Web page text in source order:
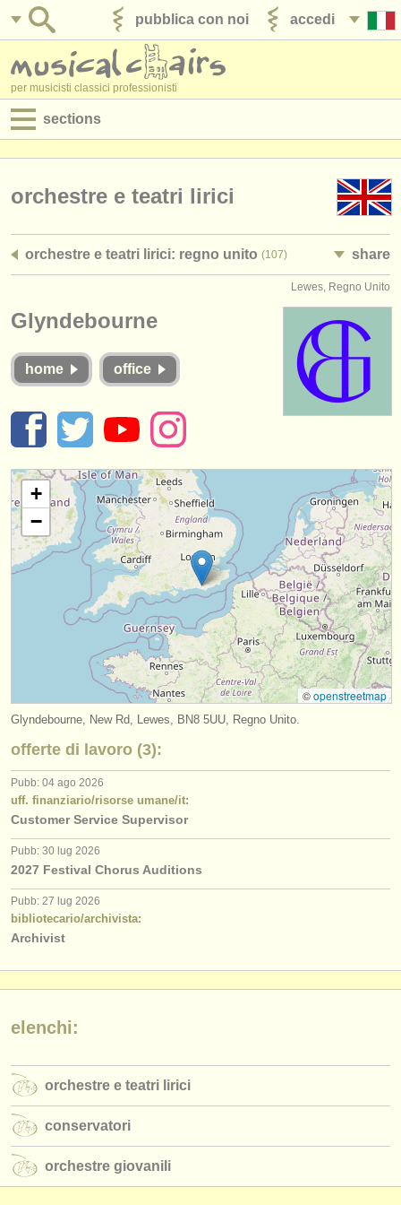
accedi
pubblica con noi
per musicisti classici professionisti
sections
jobs - amministrazione
concorsi/premi
strumenti in vendita
elenchi:
orchestre e teatri lirici
conservatori
orchestre giovanili
riguardo musicalchairs
contattaci
rss feeds
notizie di musica classica
editori:
pubblica con noi
ATSfaq
orchestre e teatri lirici
orchestre e teatri lirici: regno unito (107) share
Lewes, Regno Unito
Glyndebourne
home office
+
−
©openstreetmap
Glyndebourne, New Rd, Lewes, BN8 5UU, Regno Unito.
offerte di lavoro (3):
Pubb: 04 ago 2026
uff. finanziario/risorse umane/it:
Customer Service Supervisor
Pubb: 30 lug 2026
2027 Festival Chorus Auditions
Pubb: 27 lug 2026
bibliotecario/archivista:
Archivist
elenchi:
orchestre e teatri lirici
conservatori
orchestre giovanili